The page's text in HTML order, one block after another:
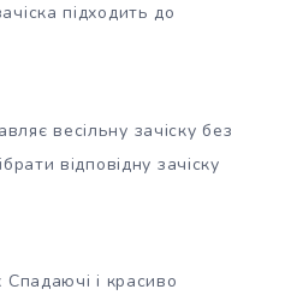
підходить до
весільну зачіску без
відповідну зачіску
Спадаючі і красиво